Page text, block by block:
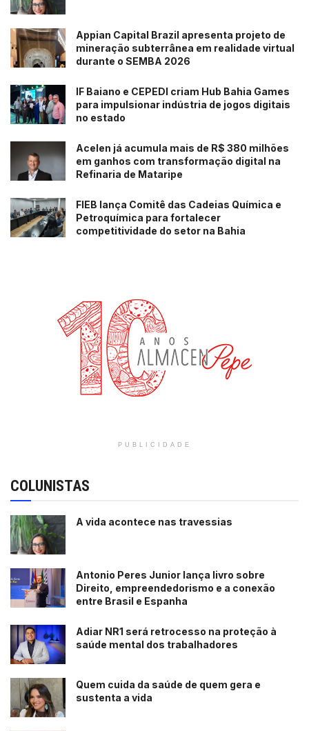
Appian Capital Brazil apresenta projeto de
mineração subterrânea em realidade virtual
durante o SEMBA 2026
IF Baiano e CEPEDI criam Hub Bahia Games
para impulsionar indústria de jogos digitais
no estado
Acelen já acumula mais de R$ 380 milhões
em ganhos com transformação digital na
Refinaria de Mataripe
FIEB lança Comitê das Cadeias Química e
Petroquímica para fortalecer
competitividade do setor na Bahia
PUBLICIDADE
COLUNISTAS
A vida acontece nas travessias
Antonio Peres Junior lança livro sobre
Direito, empreendedorismo e a conexão
entre Brasil e Espanha
Adiar NR1 será retrocesso na proteção à
saúde mental dos trabalhadores
Quem cuida da saúde de quem gera e
sustenta a vida